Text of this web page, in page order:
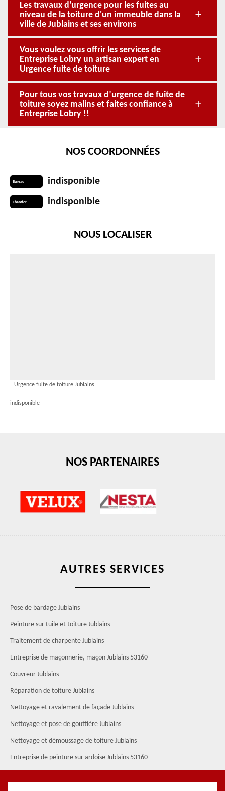
Les travaux d'urgence pour les fuites au
niveau de la toiture d'un immeuble dans la
ville de Jublains et ses environs
Vous voulez vous offrir les services de
Entreprise Lobry un artisan expert en
Urgence fuite de toiture
Pour tous vos travaux d’urgence de fuite de
toiture soyez malins et faites confiance à
Entreprise Lobry !!
NOS COORDONNÉES
Bureau indisponible
Chantier indisponible
NOUS LOCALISER
Urgence fuite de toiture Jublains
indisponible
NOS PARTENAIRES
AUTRES SERVICES
Pose de bardage Jublains
Peinture sur tuile et toiture Jublains
Traitement de charpente Jublains
Entreprise de maçonnerie, maçon Jublains 53160
Couvreur Jublains
Réparation de toiture Jublains
Nettoyage et ravalement de façade Jublains
Nettoyage et pose de gouttière Jublains
Nettoyage et démoussage de toiture Jublains
Entreprise de peinture sur ardoise Jublains 53160